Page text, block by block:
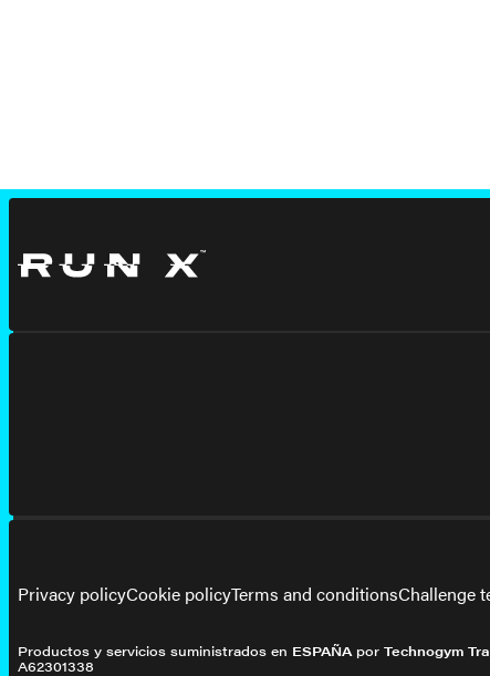
Privacy policyCookie policyTerms and conditionsChallenge
Productos y servicios suministrados en ESPAÑApor Technogym
A62301338